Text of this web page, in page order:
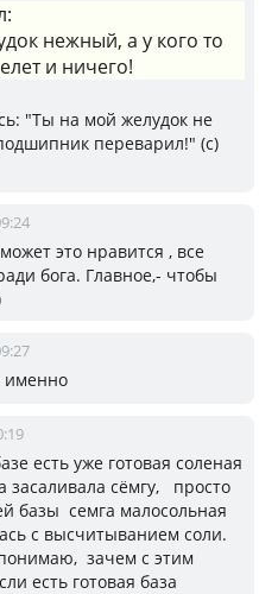
нежный, а у кого то
и ничего!
"Ты на мой желудок не
переварил!" (с)
это нравится , все
бога. Главное,- чтобы
именно
есть уже готовая соленая
засаливала сёмгу, просто
базы семга малосольная
с высчитыванием соли.
зачем с этим
есть готовая база